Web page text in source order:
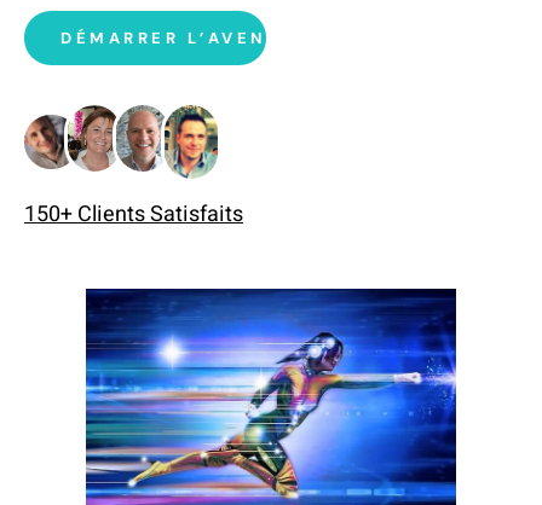
DÉMARRER L’AVENTURE
150+ Clients Satisfaits